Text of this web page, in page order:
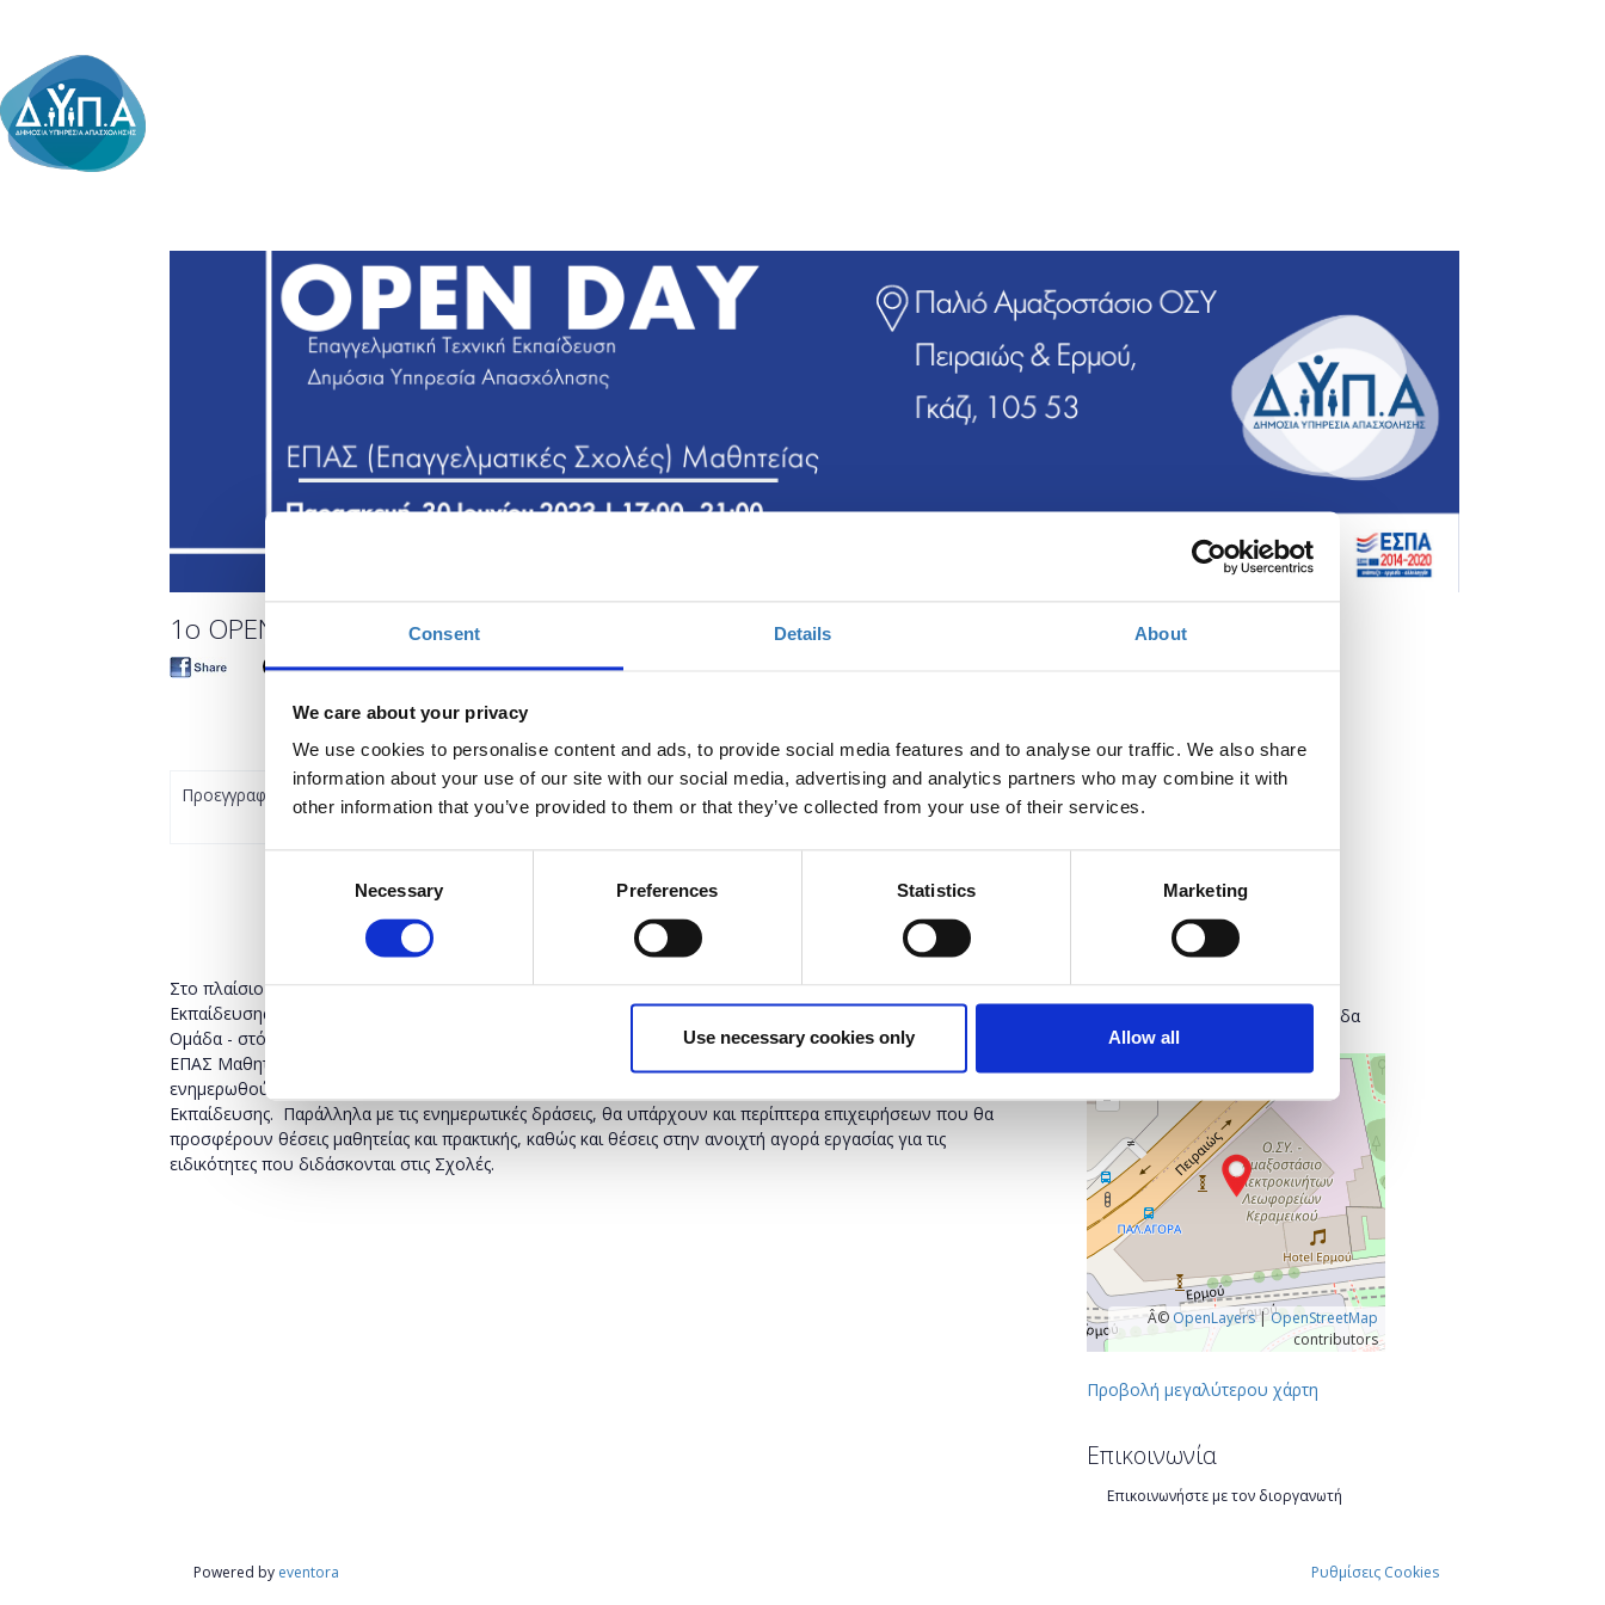
Consent Details About
We care about your privacy
We use cookies to personalise content and ads, to provide social media features and to analyse our traffic. We also share
information about your use of our site with our social media, advertising and analytics partners who may combine it with
other information that you’ve provided to them or that they’ve collected from your use of their services.
Necessary Preferences Statistics Marketing
Use necessary cookies only Allow all
1ο OPEN DAY ΤΕΧΝΙΚΗΣ ΕΠΑΓΓΕΛΜΑΤΙΚΗΣ ΕΚΠΑΙΔΕΥΣΗΣ
Επιλέξτε ώρα
Προεγγραφή
Η περίοδος εγγραφών
έχει λήξει.
Στο πλαίσιο του Ευρωπαϊκού Έτους Δεξιοτήτων θα διοργανωθεί το 1ο Open Day Επαγγελματικής Τεχνικής
Εκπαίδευσης, την Παρασκευή 30 Ιουνίου το απόγευμα (17:00 - 21:00) στο παλιό αμαξοστάσιο της ΟΣΥ.
Ομάδα - στόχος είναι οι νέοι έως 29 ετών, υποψήφιοι μαθητές, νυν μαθητές και απόφοιτοι των ΕΠΑΣ, Π.
ΕΠΑΣ Μαθητείας και των ΙΕΚ της Δημόσιας Υπηρεσίας Απασχόλησης (ΔΥΠΑ) που ενδιαφέρονται να
ενημερωθούν για τις προοπτικές που διανοίγονται στην αγορά εργασίας μέσω της Επαγγελματικής Τεχνικής
Εκπαίδευσης. Παράλληλα με τις ενημερωτικές δράσεις, θα υπάρχουν και περίπτερα επιχειρήσεων που θα
προσφέρουν θέσεις μαθητείας και πρακτικής, καθώς και θέσεις στην ανοιχτή αγορά εργασίας για τις
ειδικότητες που διδάσκονται στις Σχολές.
Πότε;
Παρασκευή, 30 Ιουνίου 2023
Παλιό Αμαξοστάσιο ΟΣΥ
Πειραιώς και Ερμού
105 53 Αθήνα
Κεντρικός Τομέας Αθηνών, Ελλάδα
+
–
Â© OpenLayers|OpenStreetMap
contributors
Προβολή μεγαλύτερου χάρτη
Επικοινωνία
Επικοινωνήστε με τον διοργανωτή
Powered by eventora Ρυθμίσεις Cookies